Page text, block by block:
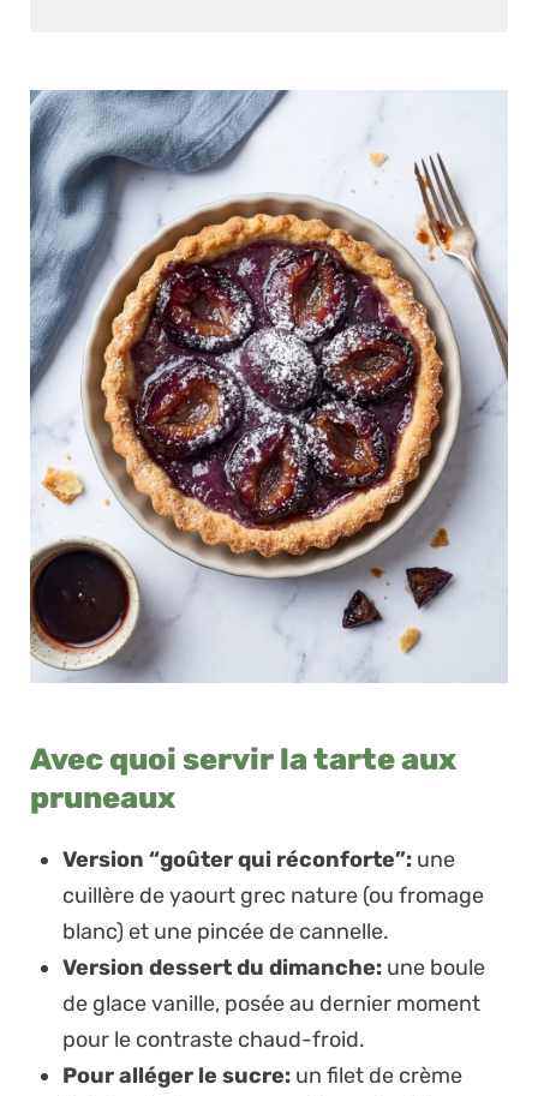
Avec quoi servir la tarte aux
pruneaux
Version “goûter qui réconforte”: une
cuillère de yaourt grec nature (ou fromage
blanc) et une pincée de cannelle.
Version dessert du dimanche: une boule
de glace vanille, posée au dernier moment
pour le contraste chaud-froid.
Pour alléger le sucre: un filet de crème